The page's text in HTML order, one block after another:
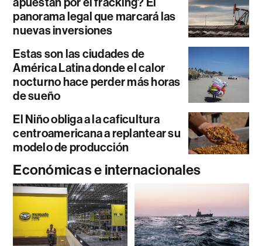
panorama legal que marcará las
nuevas inversiones
Estas son las ciudades de
América Latina donde el calor
nocturno hace perder más horas
de sueño
El Niño obliga a la caficultura
centroamericana a replantear su
modelo de producción
Económicas e internacionales